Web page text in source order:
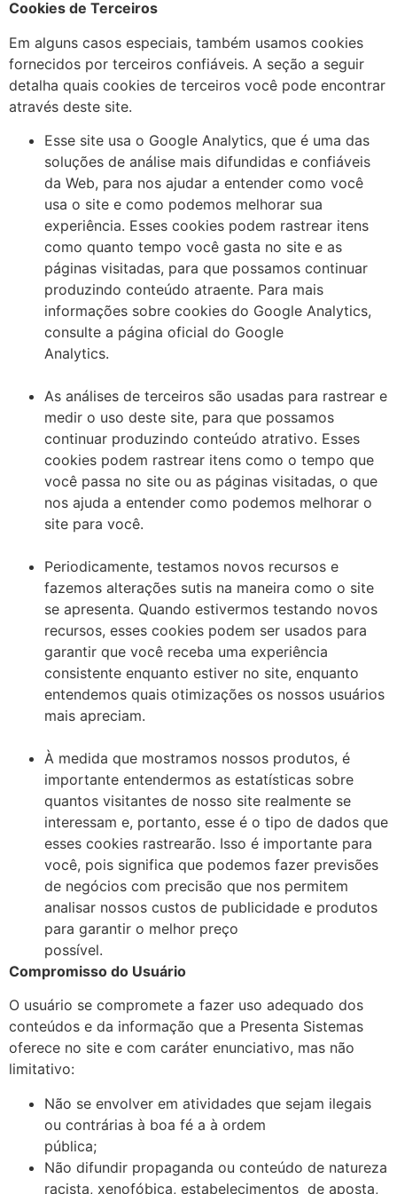
Cookies de Terceiros
Em alguns casos especiais, também usamos cookies
fornecidos por terceiros confiáveis. A seção a seguir
detalha quais cookies de terceiros você pode encontrar
através deste site.
Esse site usa o Google Analytics, que é uma das
soluções de análise mais difundidas e confiáveis ​​
da Web, para nos ajudar a entender como você
usa o site e como podemos melhorar sua
experiência. Esses cookies podem rastrear itens
como quanto tempo você gasta no site e as
páginas visitadas, para que possamos continuar
produzindo conteúdo atraente. Para mais
informações sobre cookies do Google Analytics,
consulte a página oficial do Google
Analytics.
As análises de terceiros são usadas para rastrear e
medir o uso deste site, para que possamos
continuar produzindo conteúdo atrativo. Esses
cookies podem rastrear itens como o tempo que
você passa no site ou as páginas visitadas, o que
nos ajuda a entender como podemos melhorar o
site para você.
Periodicamente, testamos novos recursos e
fazemos alterações sutis na maneira como o site
se apresenta. Quando estivermos testando novos
recursos, esses cookies podem ser usados ​​para
garantir que você receba uma experiência
consistente enquanto estiver no site, enquanto
entendemos quais otimizações os nossos usuários
mais apreciam.
À medida que mostramos nossos produtos, é
importante entendermos as estatísticas sobre
quantos visitantes de nosso site realmente se
interessam e, portanto, esse é o tipo de dados que
esses cookies rastrearão. Isso é importante para
você, pois significa que podemos fazer previsões
de negócios com precisão que nos permitem
analisar nossos custos de publicidade e produtos
para garantir o melhor preço
possível.
Compromisso do Usuário
O usuário se compromete a fazer uso adequado dos
conteúdos e da informação que a Presenta Sistemas
oferece no site e com caráter enunciativo, mas não
limitativo:
Não se envolver em atividades que sejam ilegais
ou contrárias à boa fé a à ordem
pública;
Não difundir propaganda ou conteúdo de natureza
racista, xenofóbica, estabelecimentos de aposta,